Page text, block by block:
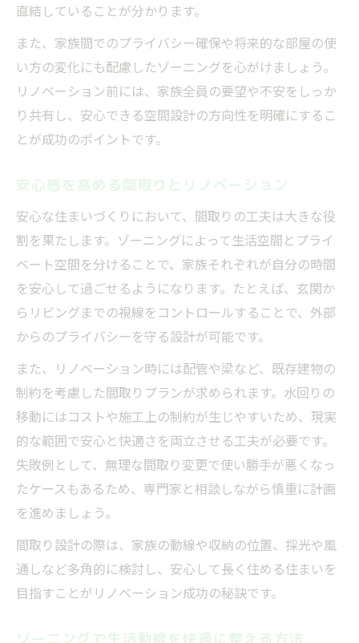
直結していることが分かります。
また、家族間でのプライバシー確保や将来的な部屋の使
い方の変化にも配慮したゾーニングを心がけましょう。
リノベーション前には、家族全員の要望や不安をしっか
り共有し、安心できる空間設計の方向性を明確にするこ
とが成功のポイントです。
安心感を高める間取りとリノベーション
安心な住まいづくりにおいて、間取りの工夫は大きな役
割を果たします。ゾーニングによって生活空間とプライ
ベート空間を分けることで、家族それぞれが自分の時間
を安心して過ごせるようになります。たとえば、玄関か
らリビングまでの視線をコントロールすることで、外部
からのプライバシーを守る設計が可能です。
また、リノベーション時には配管や梁など、既存建物の
制約を考慮した間取りプランが求められます。水回りの
移動にはコストや施工上の制約が生じやすいため、現実
的な範囲で安心と快適さを両立させる工夫が必要です。
失敗例として、無理な間取り変更で使い勝手が悪くなっ
たケースもあるため、専門家と相談しながら慎重に計画
を進めましょう。
間取り設計の際は、家族の動線や収納の位置、採光や風
通しなど多角的に検討し、安心して長く住める住まいを
目指すことがリノベーション成功の秘訣です。
ゾーニングで生活動線を快適に整える方法